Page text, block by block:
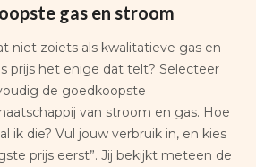
gas en stroom
niet zoiets als kwalitatieve gas en
prijs het enige dat telt? Selecteer
de goedkoopste
van stroom en gas. Hoe
ik die? Vul jouw verbruik in, en kies
prijs eerst”. Jij bekijkt meteen de